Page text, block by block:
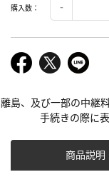
購入数：
離島、及び一部の中継
手続きの際に
商品説明